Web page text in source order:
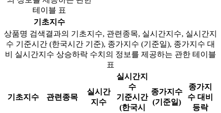
테이블 표
기초지수
상품명 검색결과의 기초지수, 관련종목, 실시간지수, 실시간지
수 기준시간 (한국시간 기준), 종가지수 (기준일), 종가지수 대
비 실시간지수 상승하락 수치의 정보를 제공하는 관한 테이블
표
기초지수 관련종목
실시간
지수
실시간지
수
기준시간
(한국시
종가지수
(기준일)
종가지
수 대비
등락